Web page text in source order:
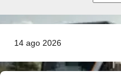
14 ago 2026